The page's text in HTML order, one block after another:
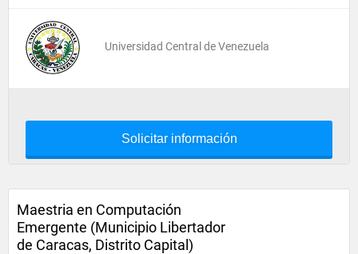
Universidad Central de Venezuela
Solicitar información
Maestria en Computación
Emergente (Municipio Libertador
de Caracas, Distrito Capital)